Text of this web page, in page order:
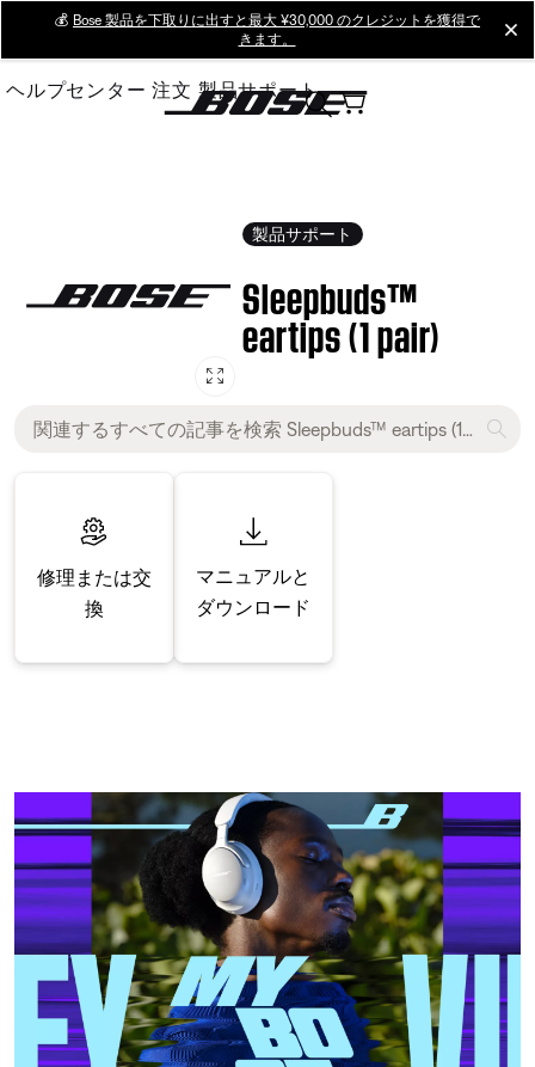
Main
💰 Bose 製品を下取りに出すと最大 ¥30,000 のクレジットを獲得で
きます。
ヘルプセンター 注文 製品サポート
製品サポート
Sleepbuds™
eartips (1 pair)
修理または交
換
マニュアルと
ダウンロード